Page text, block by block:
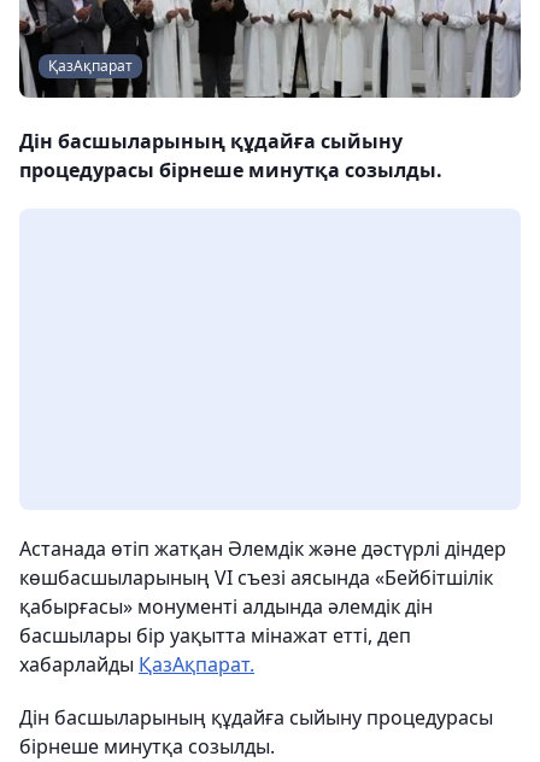
ҚазАқпарат
Дін басшыларының құдайға сыйыну
процедурасы бірнеше минутқа созылды.
Астанада өтіп жатқан Әлемдік және дәстүрлі діндер
көшбасшыларының VI съезі аясында «Бейбітшілік
қабырғасы» монументі алдында әлемдік дін
басшылары бір уақытта мінажат етті, деп
хабарлайды ҚазАқпарат.
Дін басшыларының құдайға сыйыну процедурасы
бірнеше минутқа созылды.